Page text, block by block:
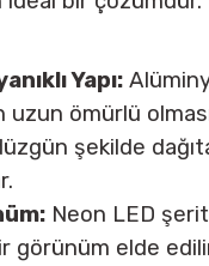
Yapı:
uzun ömürlü
şekilde
Neon LED
görünüm elde